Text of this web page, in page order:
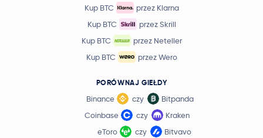
Kup BTC
przez Klarna
Kup BTC
przez Skrill
Kup BTC
przez Neteller
Kup BTC
przez Wero
PORÓWNAJ GIEŁDY
Binance czy
Bitpanda
Coinbase
czy
Kraken
eToro
czy
Bitvavo